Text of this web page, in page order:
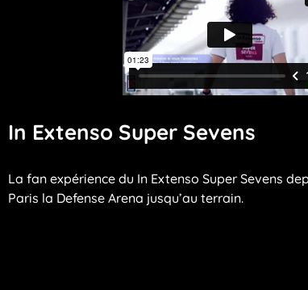
In Extenso Super Sevens
La fan expérience du In Extenso Super Sevens
Paris la Defense Arena jusqu’au terrain.